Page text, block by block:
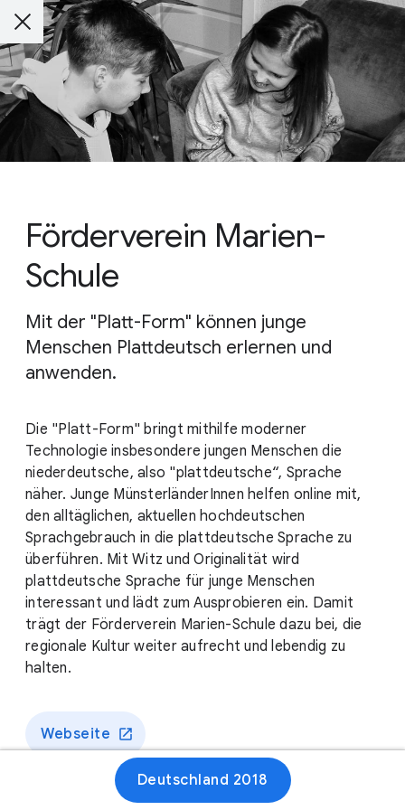
Förderverein Marien-
Schule
Mit der "Platt-Form" können junge
Menschen Plattdeutsch erlernen und
anwenden.
Die "Platt-Form" bringt mithilfe moderner
Technologie insbesondere jungen Menschen die
niederdeutsche, also "plattdeutsche“, Sprache
näher. Junge MünsterländerInnen helfen online mit,
den alltäglichen, aktuellen hochdeutschen
Sprachgebrauch in die plattdeutsche Sprache zu
überführen. Mit Witz und Originalität wird
plattdeutsche Sprache für junge Menschen
interessant und lädt zum Ausprobieren ein. Damit
trägt der Förderverein Marien-Schule dazu bei, die
regionale Kultur weiter aufrecht und lebendig zu
halten.
Webseite
Deutschland 2018